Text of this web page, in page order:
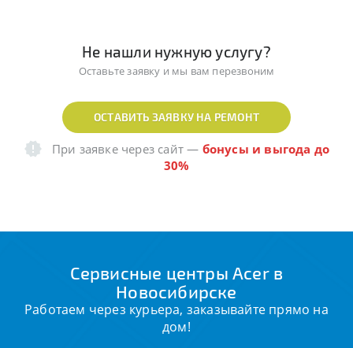
Не нашли нужную услугу?
Оставьте заявку и мы вам перезвоним
ОСТАВИТЬ ЗАЯВКУ НА РЕМОНТ
При заявке через сайт— бонусы и выгода до
30%
Сервисные центры Acer в
Новосибирске
Работаем через курьера, заказывайте прямо на
дом!